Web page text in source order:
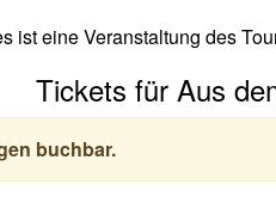
ist eine Veranstaltung des
Tickets für Aus
buchbar.